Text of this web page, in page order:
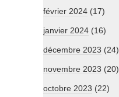
février 2024 (17)
janvier 2024 (16)
décembre 2023 (24)
novembre 2023 (20)
octobre 2023 (22)